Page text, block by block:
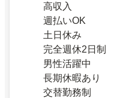
高収入
週払いOK
土日休み
完全週休2日制
男性活躍中
長期休暇あり
交替勤務制